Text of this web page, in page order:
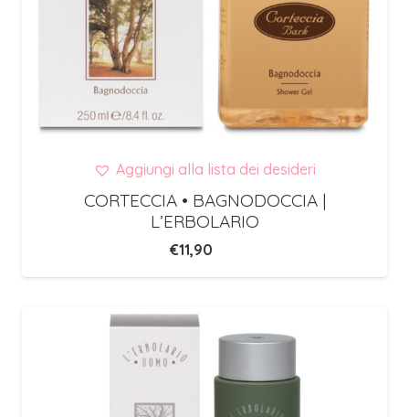
Aggiungi alla lista dei desideri
CORTECCIA • BAGNODOCCIA |
L’ERBOLARIO
€11,90